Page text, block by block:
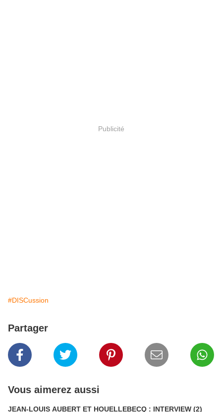
Publicité
#DISCussion
Partager
Vous aimerez aussi
JEAN-LOUIS AUBERT ET HOUELLEBECQ : INTERVIEW (2)